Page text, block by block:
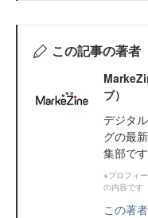
この記事の著者
ブ）
デジタ
グの最
集部です
※プロフィ
の内容です
この著